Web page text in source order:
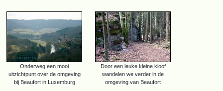
Onderweg een mooi
uitzichtpunt over de omgeving
bij Beaufort in Luxemburg
Door een leuke kleine kloof
wandelen we verder in de
omgeving van Beaufort